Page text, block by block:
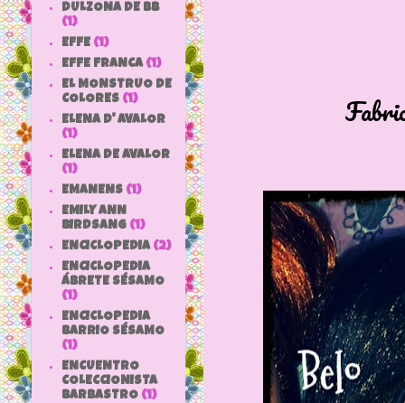
Fabricado
DULZONA DE BB
(1)
EFFE (1)
EFFE FRANCA (1)
EL MONSTRUO DE
COLORES (1)
ELENA D' AVALOR
(1)
ELENA DE AVALOR
(1)
EMANENS (1)
EMILY ANN
BIRDSANG (1)
ENCICLOPEDIA (2)
ENCICLOPEDIA
ÁBRETE SÉSAMO
(1)
ENCICLOPEDIA
BARRIO SÉSAMO
(1)
ENCUENTRO
COLECCIONISTA
BARBASTRO (1)